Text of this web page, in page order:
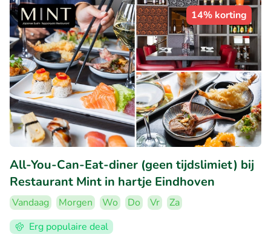
14% korting
All-You-Can-Eat-diner (geen tijdslimiet) bij
Restaurant Mint in hartje Eindhoven
Vandaag Morgen Wo Do Vr
Za
Erg populaire deal